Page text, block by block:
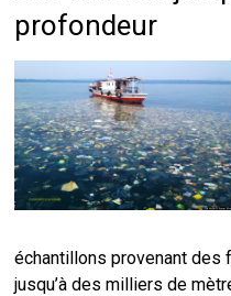
profondeur
échantillons provenant des
jusqu’à des milliers de